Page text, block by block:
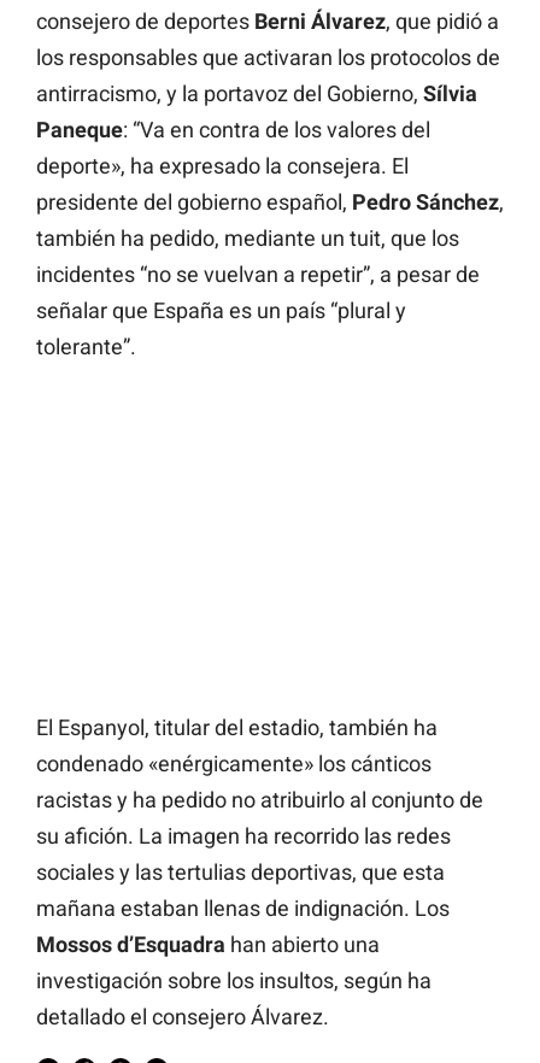
consejero de deportes Berni Álvarez, que pidió a
los responsables que activaran los protocolos de
antirracismo, y la portavoz del Gobierno, Sílvia
Paneque: “Va en contra de los valores del
deporte», ha expresado la consejera. El
presidente del gobierno español, Pedro Sánchez,
también ha pedido, mediante un tuit, que los
incidentes “no se vuelvan a repetir”, a pesar de
señalar que España es un país “plural y
tolerante”.
El Espanyol, titular del estadio, también ha
condenado «enérgicamente» los cánticos
racistas y ha pedido no atribuirlo al conjunto de
su afición. La imagen ha recorrido las redes
sociales y las tertulias deportivas, que esta
mañana estaban llenas de indignación. Los
Mossos d’Esquadra han abierto una
investigación sobre los insultos, según ha
detallado el consejero Álvarez.